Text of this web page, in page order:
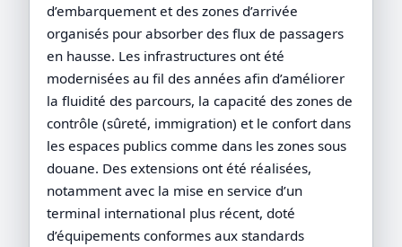
d’embarquement et des zones d’arrivée
organisés pour absorber des flux de passagers
en hausse. Les infrastructures ont été
modernisées au fil des années afin d’améliorer
la fluidité des parcours, la capacité des zones de
contrôle (sûreté, immigration) et le confort dans
les espaces publics comme dans les zones sous
douane. Des extensions ont été réalisées,
notamment avec la mise en service d’un
terminal international plus récent, doté
d’équipements conformes aux standards